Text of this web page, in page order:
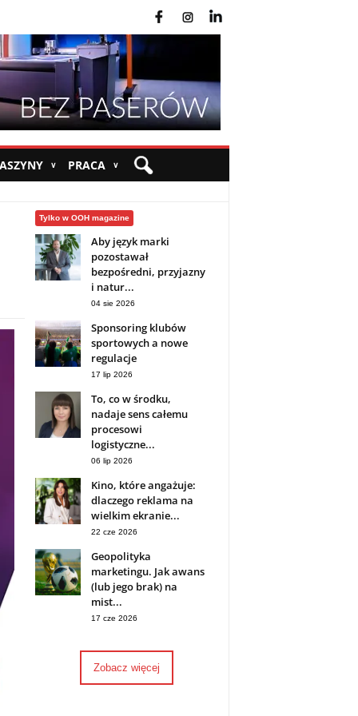
∨ PRACA ∨
Tylko w OOH magazine
Aby język marki
pozostawał
bezpośredni, przyjazny
i natur...
04 sie 2026
Sponsoring klubów
sportowych a nowe
regulacje
17 lip 2026
To, co w środku,
nadaje sens całemu
procesowi
logistyczne...
06 lip 2026
Kino, które angażuje:
dlaczego reklama na
wielkim ekranie...
22 cze 2026
Geopolityka
marketingu. Jak awans
(lub jego brak) na
mist...
17 cze 2026
Zobacz więcej